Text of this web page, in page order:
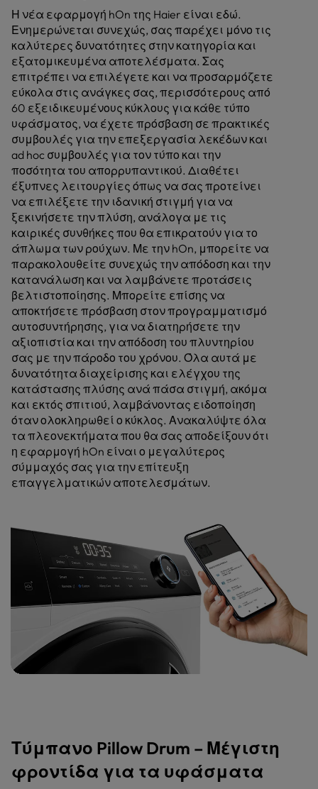
Η νέα εφαρμογή hOn της Haier είναι εδώ.
Ενημερώνεται συνεχώς, σας παρέχει μόνο τις
καλύτερες δυνατότητες στην κατηγορία και
εξατομικευμένα αποτελέσματα. Σας
επιτρέπει να επιλέγετε και να προσαρμόζετε
εύκολα στις ανάγκες σας, περισσότερους από
60 εξειδικευμένους κύκλους για κάθε τύπο
υφάσματος, να έχετε πρόσβαση σε πρακτικές
συμβουλές για την επεξεργασία λεκέδων και
ad hoc συμβουλές για τον τύπο και την
ποσότητα του απορρυπαντικού. Διαθέτει
έξυπνες λειτουργίες όπως να σας προτείνει
να επιλέξετε την ιδανική στιγμή για να
ξεκινήσετε την πλύση, ανάλογα με τις
καιρικές συνθήκες που θα επικρατούν για το
άπλωμα των ρούχων. Με την hOn, μπορείτε να
παρακολουθείτε συνεχώς την απόδοση και την
κατανάλωση και να λαμβάνετε προτάσεις
βελτιστοποίησης. Μπορείτε επίσης να
αποκτήσετε πρόσβαση στον προγραμματισμό
αυτοσυντήρησης, για να διατηρήσετε την
αξιοπιστία και την απόδοση του πλυντηρίου
σας με την πάροδο του χρόνου. Όλα αυτά με
δυνατότητα διαχείρισης και ελέγχου της
κατάστασης πλύσης ανά πάσα στιγμή, ακόμα
και εκτός σπιτιού, λαμβάνοντας ειδοποίηση
όταν ολοκληρωθεί ο κύκλος. Ανακαλύψτε όλα
τα πλεονεκτήματα που θα σας αποδείξουν ότι
η εφαρμογή hOn είναι ο μεγαλύτερος
σύμμαχός σας για την επίτευξη
επαγγελματικών αποτελεσμάτων.
Τύμπανο Pillow Drum – Μέγιστη
φροντίδα για τα υφάσματα